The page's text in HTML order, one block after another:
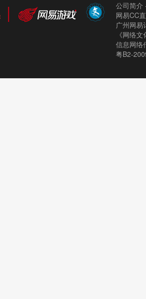
公司简介
网易CC
广州网
《网络
信息网络
粤B2-